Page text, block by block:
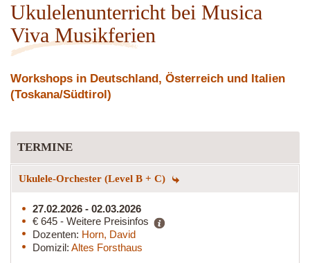
Ukulelenunterricht bei Musica
Viva Musikferien
Workshops in Deutschland, Österreich und Italien
(Toskana/Südtirol)
TERMINE
Ukulele-Orchester (Level B + C)
27.02.2026 - 02.03.2026
€ 645 - Weitere Preisinfos
Dozenten: Horn, David
Domizil: Altes Forsthaus